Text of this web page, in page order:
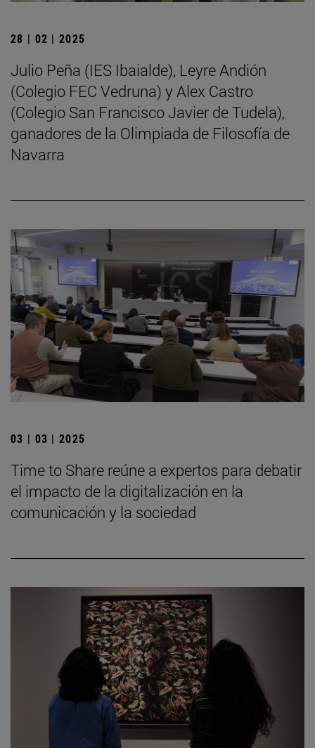
28 | 02 | 2025
Julio Peña (IES Ibaialde), Leyre Andión
(Colegio FEC Vedruna) y Alex Castro
(Colegio San Francisco Javier de Tudela),
ganadores de la Olimpiada de Filosofía de
Navarra
03 | 03 | 2025
Time to Share reúne a expertos para debatir
el impacto de la digitalización en la
comunicación y la sociedad